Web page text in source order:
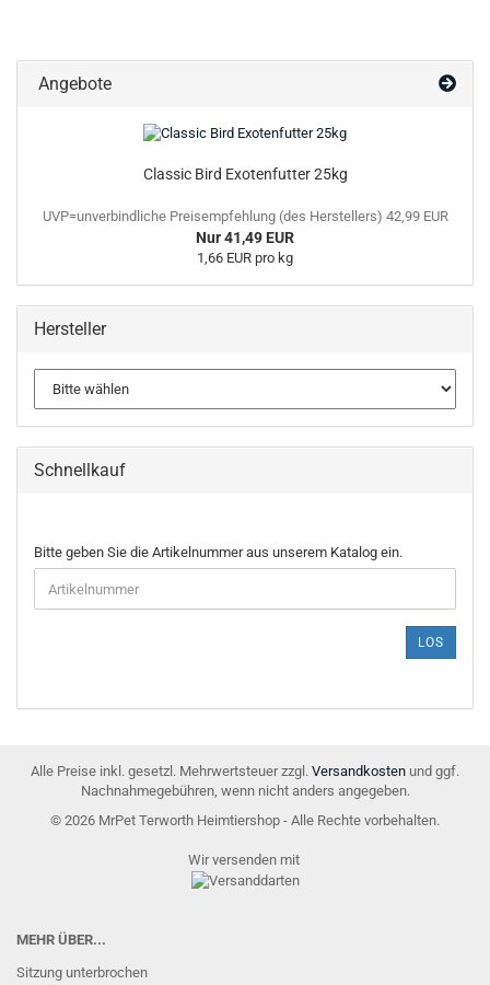
Angebote
Classic Bird Exotenfutter 25kg
UVP=unverbindliche Preisempfehlung (des Herstellers) 42,99 EUR
Nur 41,49 EUR
1,66 EUR pro kg
Hersteller
Schnellkauf
BITTE
GEBEN
SIE
DIE
EIN.
Bitte geben Sie die Artikelnummer aus unserem Katalog ein.
LOS
Alle Preise inkl. gesetzl. Mehrwertsteuer zzgl. Versandkosten und ggf.
Nachnahmegebühren, wenn nicht anders angegeben.
© 2026 MrPet Terworth Heimtiershop - Alle Rechte vorbehalten.
Wir versenden mit
MEHR ÜBER...
Sitzung unterbrochen